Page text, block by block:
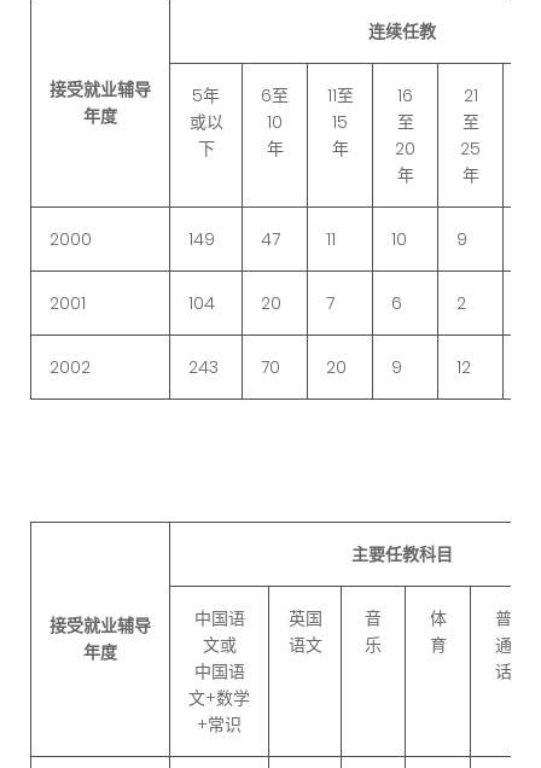
接受就业辅导
年度
连续任教
5年
或以
下
6至
10
年
11至
15
年
16
至
20
年
21
至
25
年
2000 149 47 11 10 9
2001 104 20 7 6 2
2002 243 70 20 9 12
接受就业辅导
年度
主要任教科目
中国语
文或
中国语
文+数学
+常识
英国
语文
音
乐
体
育
普
通
话